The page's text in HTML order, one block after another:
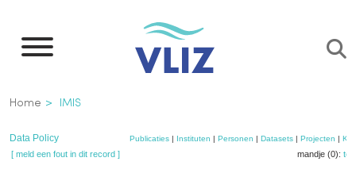
naar
inhoud
gaan
Kruimelpad
Home IMIS
Data Policy Publicaties | Instituten | Personen | Datasets | Projecten |
[ meld een fout in dit record ] mandje (0):